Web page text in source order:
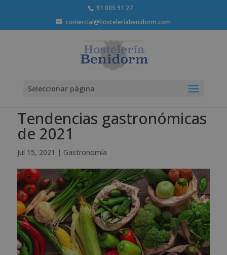
91 005 91 27
comercial@hosteleriabenidorm.com
Seleccionar página
Tendencias gastronómicas
de 2021
Jul 15, 2021 | Gastronomía